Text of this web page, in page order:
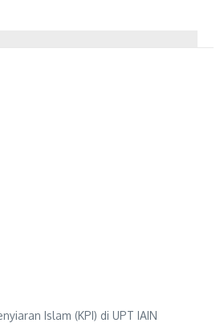
Islam (KPI) di UPT IAIN